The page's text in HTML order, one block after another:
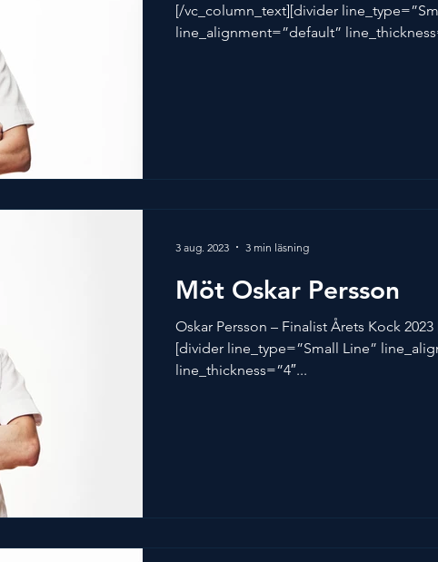
[/vc_column_text][divider
line_alignment=”default”
Möt Oskar Persson
Oskar Persson – Finalist Årets Kock
[divider line_type=”Small Line”
line_thickness=”4″...
3 aug. 2023 3 min läsning